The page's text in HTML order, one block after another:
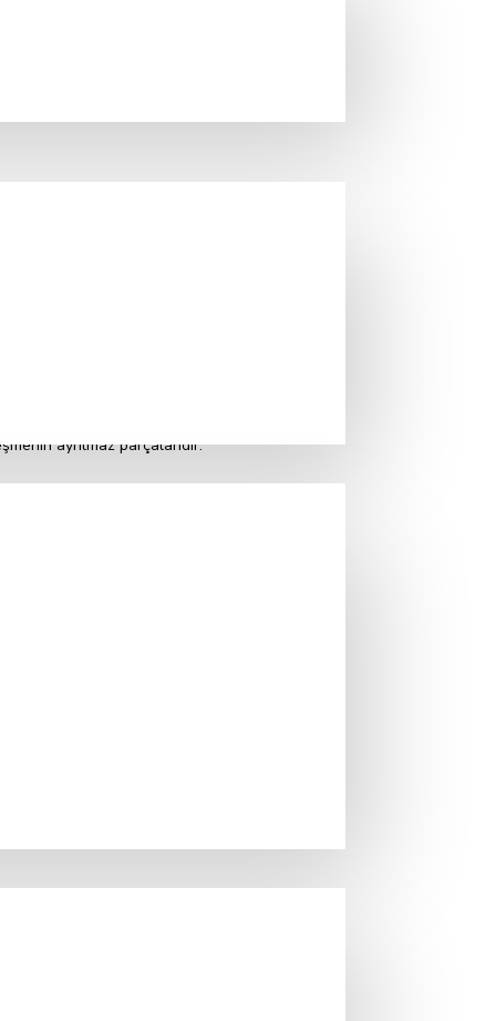
nitelikleri ve satış ücreti belirtilen
gereğince tarafların hak ve
, ödeme sekli, teslimat koşulları ve
iletebilecekleri resmi makamlar vs. konusunda
mal sipariş verdiğini is bu sözleşme
ayrılmaz parçalarıdır.
bilgileri, kargo ücreti aşağıda belirtildiği
olmadığı veya noksan olduğu
sorun tespit ettiği durumlarda ALICI’nın
ALICI’nın bu süre zarfında SATICI
için siparişi iptal eder.